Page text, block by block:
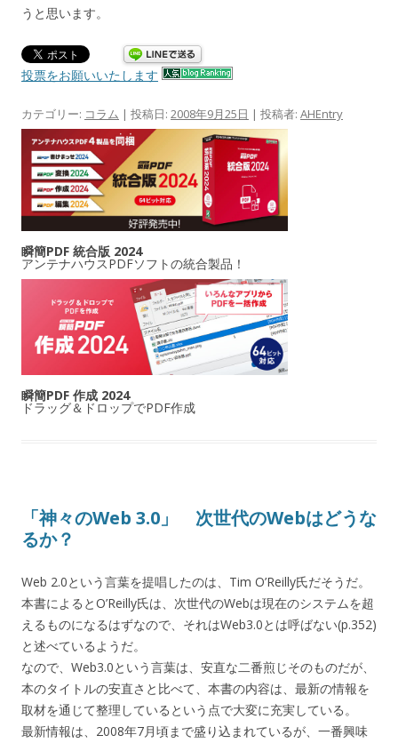
うと思います。
投票をお願いいたします
カテゴリー: コラム | 投稿日: 2008年9月25日 | 投稿者: AHEntry
瞬簡PDF 統合版 2024
アンテナハウスPDFソフトの統合製品！
瞬簡PDF 作成 2024
ドラッグ＆ドロップでPDF作成
「神々のWeb 3.0」 次世代のWebはどうな
るか？
Web 2.0という言葉を提唱したのは、Tim O’Reilly氏だそうだ。
本書によるとO’Reilly氏は、次世代のWebは現在のシステムを超
えるものになるはずなので、それはWeb3.0とは呼ばない(p.352)
と述べているようだ。
なので、Web3.0という言葉は、安直な二番煎じそのものだが、
本のタイトルの安直さと比べて、本書の内容は、最新の情報を
取材を通じて整理しているという点で大変に充実している。
最新情報は、2008年7月頃まで盛り込まれているが、一番興味